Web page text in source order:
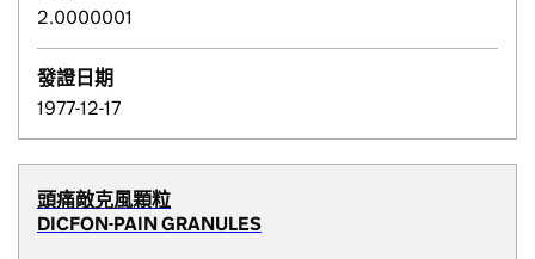
2.0000001
發證日期
1977-12-17
頭痛敵克風顆粒
DICFON-PAIN GRANULES